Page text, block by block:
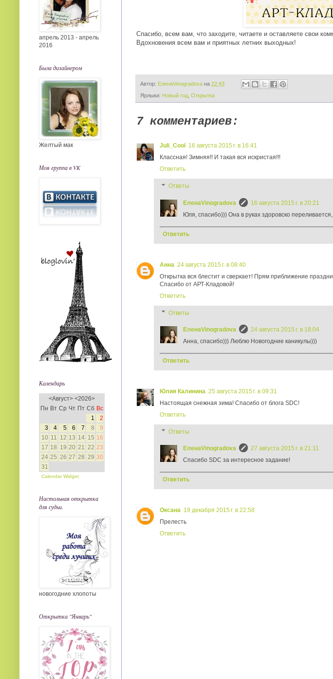
Спасибо, всем вам, что заходите, читаете и оставляете свои
Вдохновения всем вам и приятных летних выходных!
Автор: ЕленаVinogradova на 22:43
Ярлыки: Новый год Открытка
7 комментариев:
Juli_Cool
16 августа 2015 г. в 16:41
Классная! Зимняя!! И такая вся искристая!!!
Ответить
Ответы
ЕленаVinogradova
16 августа 2015 г. в 20:21
Юля, спасибо))) Она в руках здоровско
Ответить
Анна 24 августа 2015 г. в 08:40
Открытка вся блестит и сверкает! Прям приближение
Спасибо от АРТ-Кладовой!
Ответить
Ответы
ЕленаVinogradova
24 августа 2015 г. в 18:04
Анна, спасибо))) Люблю Новогодние каникулы)))
Ответить
Юлия Калинина 25 августа 2015 г. в 09:31
Настоящая снежная зима! Спасибо от блога SDC!
Ответить
Ответы
ЕленаVinogradova
27 августа 2015 г. в 21:11
Спасибо SDC за интересное задание!
Ответить
Оксана 19 декабря 2015 г. в 22:58
Прелесть
Ответить
апрель 2013 - апрель
2016
Была дизайнером
Желтый мак
Моя группа в VK
Календарь
<Август> <2026>
Пн Вт Ср Чт Пт Сб Вс
1
2
3
4 5 6 7 8
9
10 11 12 13 14 15 16
17 18 19 20 21 22 23
24 25 26 27 28 29 30
31
Calendar Widget
Настольная открытка
для судьи.
новогодние хлопоты
Открытка "Январь"